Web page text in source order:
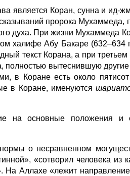
является Коран, сунна и ид-
пророка Мухаммеда,
духа. При жизни Мухаммеда
халифе Абу Бакаре (632–634
текст Корана, а при
полностью вытеснившую
в Коране есть около
в Коране, именуются
на основные положения и
о несравненном
«сотворил человека из
На Аллахе «лежит